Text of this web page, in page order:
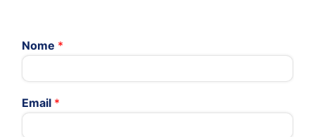
Nome *
Email *